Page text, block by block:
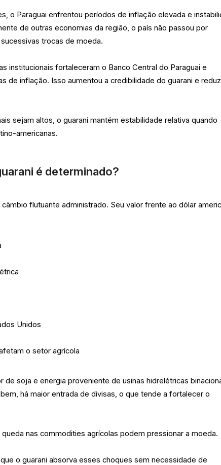
o Paraguai enfrentou períodos de inflação elevada e
de outras economias da região, o país não passou por
trocas de moeda.
institucionais fortaleceram o Banco Central do Paraguai e
de inflação. Isso aumentou a credibilidade do guarani e
sejam altos, o guarani mantém estabilidade relativa quando
americanas.
é determinado?
flutuante administrado. Seu valor frente ao dólar
Unidos
o setor agrícola
de soja e energia proveniente de usinas hidrelétricas
há maior entrada de divisas, o que tende a fortalecer o
nas commodities agrícolas podem pressionar a moeda.
o guarani absorva esses choques sem necessidade de